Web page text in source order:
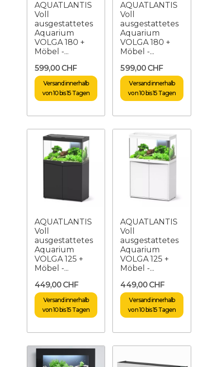
AQUATLANTIS
Voll
ausgestattetes
Aquarium
VOLGA 180 +
Möbel -...
599,00 CHF
Versand innerhalb
von 10 bis 15 Tagen
AQUATLANTIS
Voll
ausgestattetes
Aquarium
VOLGA 180 +
Möbel -...
599,00 CHF
Versand innerhalb
von 10 bis 15 Tagen
AQUATLANTIS
Voll
ausgestattetes
Aquarium
VOLGA 125 +
Möbel -...
449,00 CHF
Versand innerhalb
von 10 bis 15 Tagen
AQUATLANTIS
Voll
ausgestattetes
Aquarium
VOLGA 125 +
Möbel -...
449,00 CHF
Versand innerhalb
von 10 bis 15 Tagen